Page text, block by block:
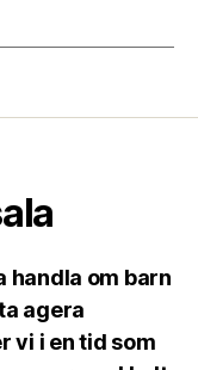
handla om barn
agera
vi i en tid som